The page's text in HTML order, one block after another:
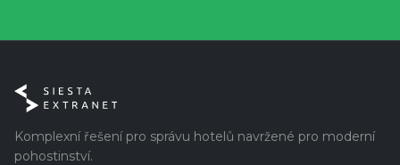
Komplexní řešení pro správu hotelů navržené pro moderní
pohostinství.